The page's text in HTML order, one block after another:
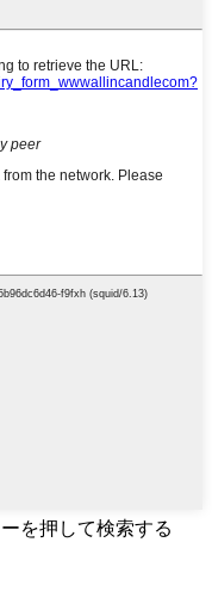
を押して検索する